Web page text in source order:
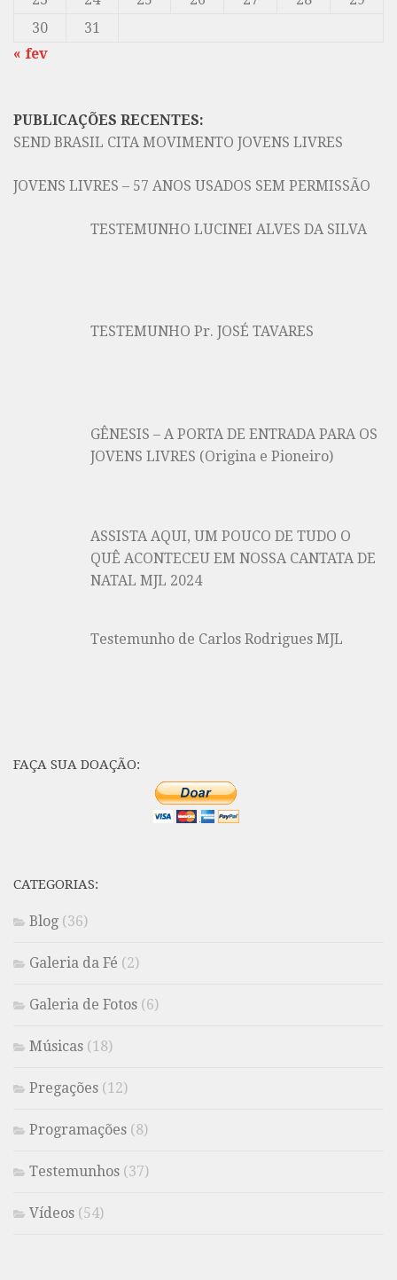
30
31
« fev
PUBLICAÇÕES RECENTES:
SEND BRASIL CITA MOVIMENTO JOVENS LIVRES
JOVENS LIVRES – 57 ANOS USADOS SEM PERMISSÃO
TESTEMUNHO LUCINEI ALVES DA SILVA
TESTEMUNHO Pr. JOSÉ TAVARES
GÊNESIS – A PORTA DE ENTRADA PARA OS
JOVENS LIVRES (Origina e Pioneiro)
ASSISTA AQUI, UM POUCO DE TUDO O
QUÊ ACONTECEU EM NOSSA CANTATA DE
NATAL MJL 2024
Testemunho de Carlos Rodrigues MJL
FAÇA SUA DOAÇÃO:
CATEGORIAS:
Blog (36)
Galeria da Fé (2)
Galeria de Fotos (6)
Músicas (18)
Pregações (12)
Programações (8)
Testemunhos (37)
Vídeos (54)